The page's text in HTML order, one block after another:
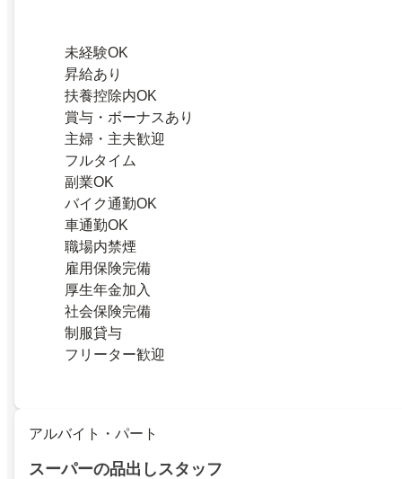
未経験OK
昇給あり
扶養控除内OK
賞与・ボーナスあり
主婦・主夫歓迎
フルタイム
副業OK
バイク通勤OK
車通勤OK
職場内禁煙
雇用保険完備
厚生年金加入
社会保険完備
制服貸与
フリーター歓迎
アルバイト・パート
スーパーの品出しスタッフ